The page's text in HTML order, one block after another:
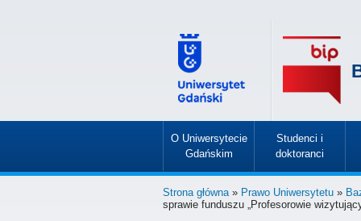
O Uniwersytecie
Gdańskim
»
Studenci i
doktoranci
»
Strona główna» Prawo Uniwersytetu »
sprawie funduszu „Profesorowie